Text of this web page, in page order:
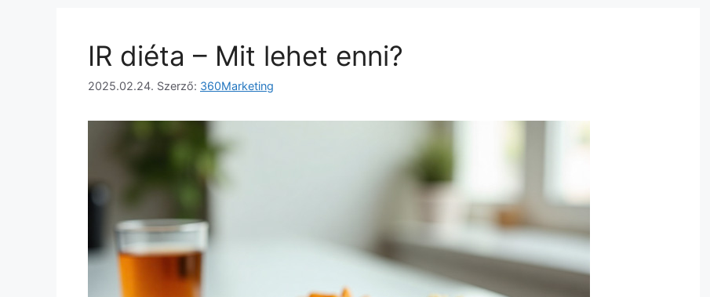
IR diéta – Mit lehet enni?
2025.02.24. Szerző: 360Marketing